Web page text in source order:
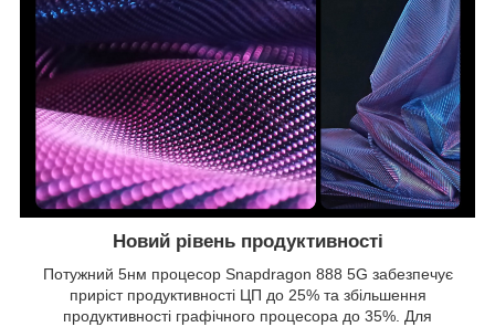
Новий рівень продуктивності
Потужний 5нм процесор Snapdragon 888 5G забезпечує
приріст продуктивності ЦП до 25% та збільшення
продуктивності графічного процесора до 35%. Для